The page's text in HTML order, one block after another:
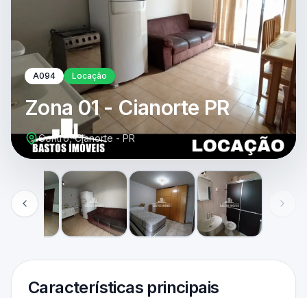
A094 Locação
Zona 01 - Cianorte PR
Centro, Cianorte - PR
Características principais